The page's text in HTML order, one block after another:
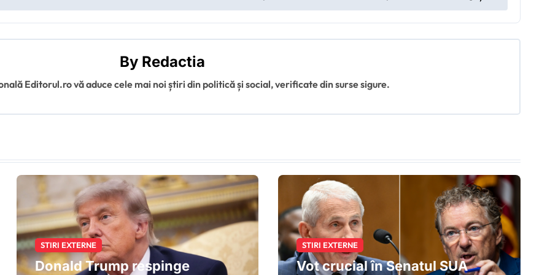
By Redactia
Editorul.ro vă aduce cele mai noi știri din politică și social, verificate din surse sigure.
STIRI EXTERNE
Donald Trump respinge
STIRI EXTERNE
Vot crucial în Senatul SUA